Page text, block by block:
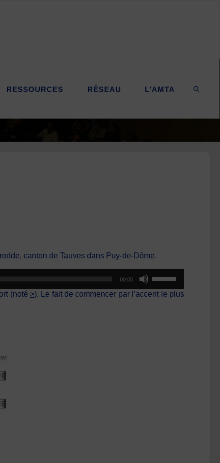
RESSOURCES RÉSEAU L’AMTA
canton de Tauves dans Puy-de-Dôme.
00:00
flèches
(noté >). Le fait de commencer par l’accent le plus